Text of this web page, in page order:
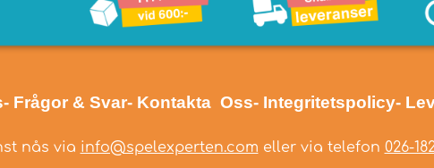
- Frågor & Svar- Kontakta Oss- Integritetspolicy-
nås via info@spelexperten.com eller via telefon 026-